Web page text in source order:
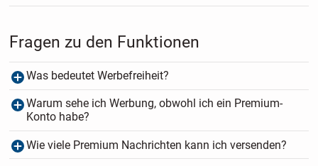
Fragen zu den Funktionen
Was bedeutet Werbefreiheit?
Warum sehe ich Werbung, obwohl ich ein Premium-
Konto habe?
Wie viele Premium Nachrichten kann ich versenden?